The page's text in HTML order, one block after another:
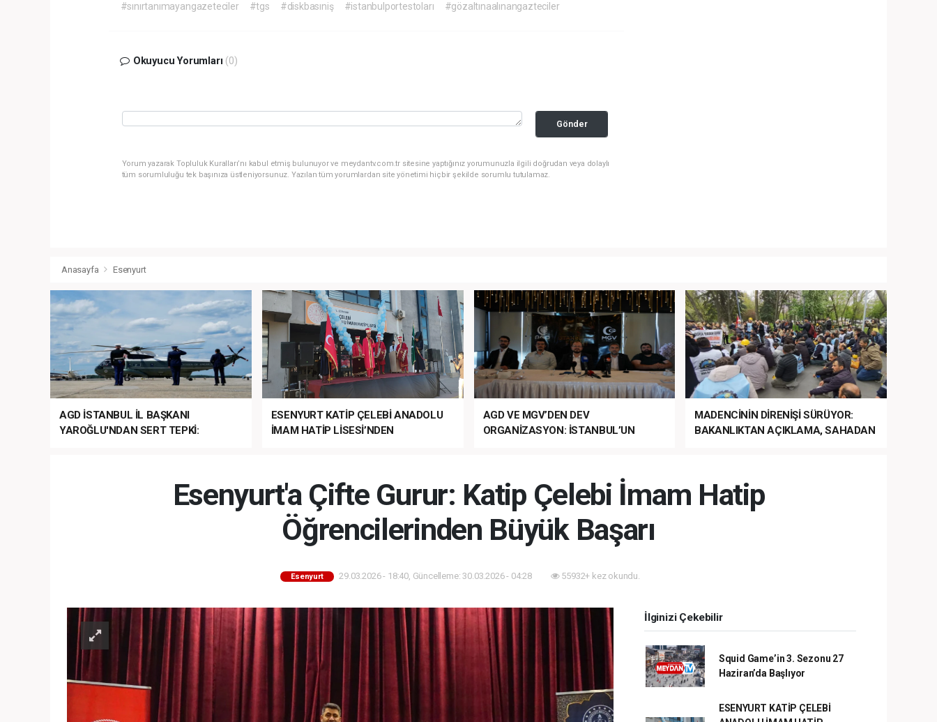
#sınırtanımayangazeteciler
#tgs #diskbasıniş #istanbulportestoları #gözaltınaalınangazteciler
Okuyucu Yorumları (0)
Gönder
Yorum yazarak Topluluk Kuralları’nı kabul etmiş bulunuyor ve meydantv.com.tr sitesine yaptığınız yorumunuzla ilgili doğrudan veya dolaylı
tüm sorumluluğu tek başınıza üstleniyorsunuz. Yazılan tüm yorumlardan site yönetimi hiçbir şekilde sorumlu tutulamaz.
Anasayfa Esenyurt
AGD İSTANBUL İL BAŞKANI
YAROĞLU'NDAN SERT TEPKİ:
ESENYURT KATİP ÇELEBİ ANADOLU
İMAM HATİP LİSESİ’NDEN
AGD VE MGV’DEN DEV
ORGANİZASYON: İSTANBUL’UN
MADENCİNİN DİRENİŞİ SÜRÜYOR:
BAKANLIKTAN AÇIKLAMA, SAHADAN
Esenyurt'a Çifte Gurur: Katip Çelebi İmam Hatip
Öğrencilerinden Büyük Başarı
Esenyurt 29.03.2026 - 18:40, Güncelleme: 30.03.2026 - 04:28 55932+ kez okundu.
İlginizi Çekebilir
Squid Game’in 3. Sezonu 27
Haziran’da Başlıyor
ESENYURT KATİP ÇELEBİ